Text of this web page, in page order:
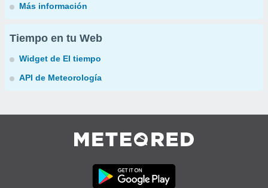
Más información
Tiempo en tu Web
Widget de El tiempo
API de Meteorología